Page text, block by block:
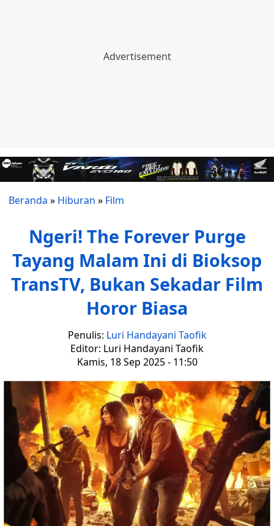
Beranda » Hiburan » Film
Ngeri! The Forever Purge
Tayang Malam Ini di Bioksop
TransTV, Bukan Sekadar Film
Horor Biasa
Penulis: Luri Handayani Taofik
Editor: Luri Handayani Taofik
Kamis, 18 Sep 2025 - 11:50